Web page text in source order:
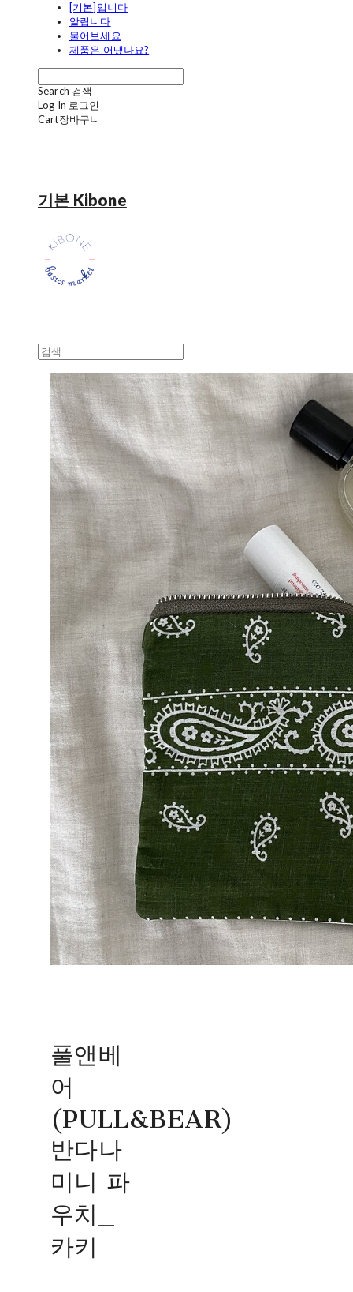
[기본]입니다
알립니다
물어보세요
제품은 어땠나요?
Search 검색
Log In 로그인
Cart장바구니
기본 Kibone
풀앤베
어
(PULL&BEAR)
반다나
미니 파
우치_
카키